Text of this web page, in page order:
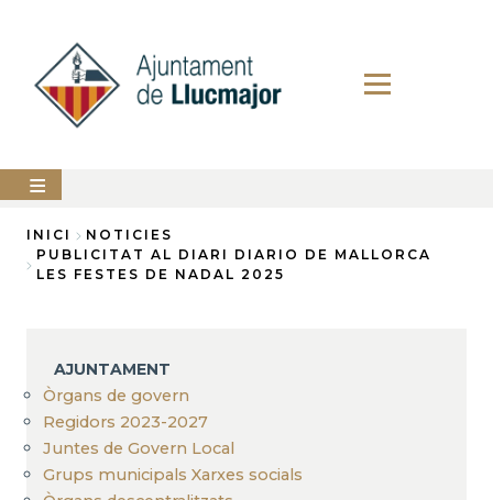
contingut
AJUNTAMENT
LLUCMAJOR
PERFIL
DEL
CONTRACTANT
Fil
INICI
NOTICIES
PUBLICITAT AL DIARI DIARIO DE MALLORCA
LES FESTES DE NADAL 2025
AJUNTAMENT
Òrgans de govern
Regidors 2023-2027
Juntes de Govern Local
Grups municipals Xarxes socials